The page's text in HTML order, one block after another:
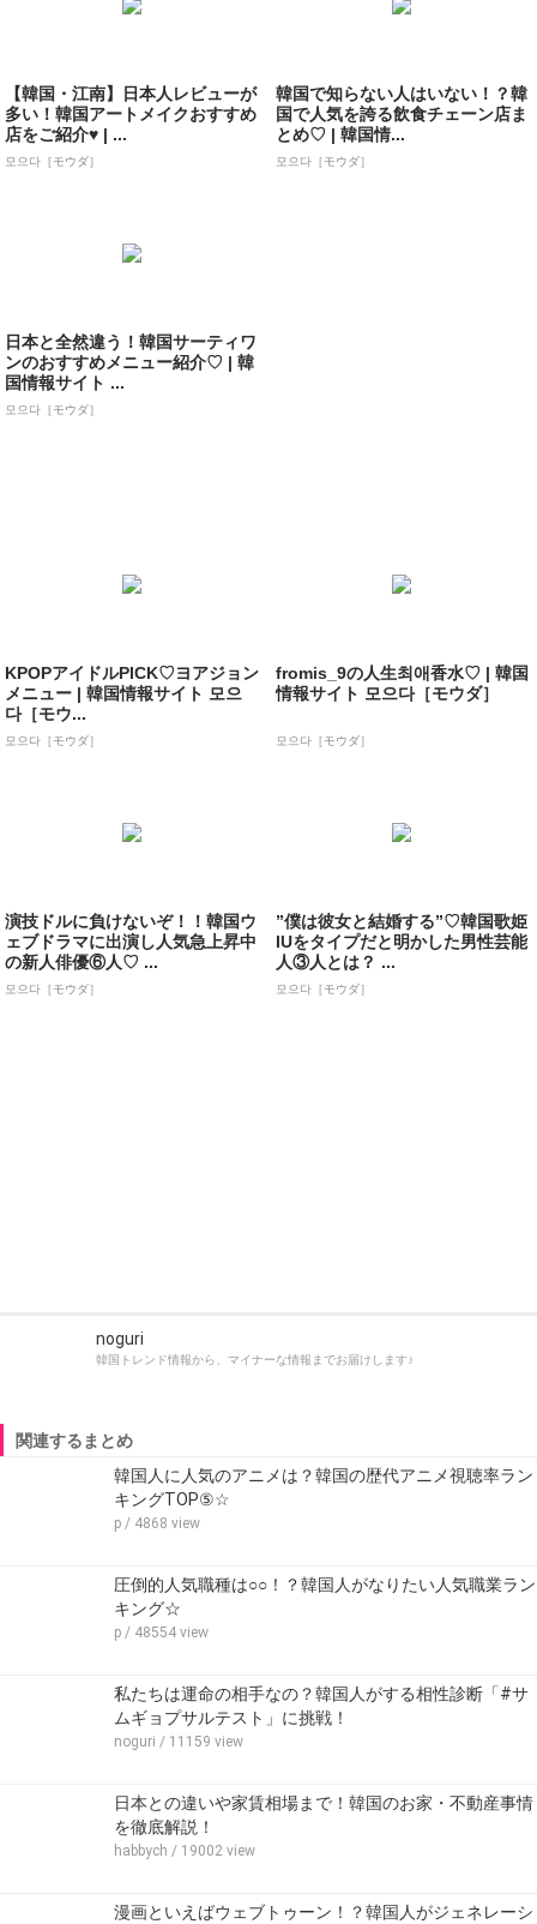
【韓国・江南】日本人レビューが
多い！韓国アートメイクおすすめ
店をご紹介♥ | ...
모으다［モウダ］
韓国で知らない人はいない！？韓
国で人気を誇る飲食チェーン店ま
とめ♡ | 韓国情...
모으다［モウダ］
日本と全然違う！韓国サーティワ
ンのおすすめメニュー紹介♡ | 韓
国情報サイト ...
모으다［モウダ］
KPOPアイドルPICK♡ヨアジョン
メニュー | 韓国情報サイト 모으
다［モウ...
모으다［モウダ］
fromis_9の人生최애香水♡ | 韓国
情報サイト 모으다［モウダ］
모으다［モウダ］
演技ドルに負けないぞ！！韓国ウ
ェブドラマに出演し人気急上昇中
の新人俳優⑥人♡ ...
모으다［モウダ］
”僕は彼女と結婚する”♡韓国歌姫
IUをタイプだと明かした男性芸能
人③人とは？ ...
모으다［モウダ］
noguri
韓国トレンド情報から、マイナーな情報までお届けします♪
関連するまとめ
韓国人に人気のアニメは？韓国の歴代アニメ視聴率ラン
キングTOP⑤☆
p / 4868 view
圧倒的人気職種は○○！？韓国人がなりたい人気職業ラン
キング☆
p / 48554 view
私たちは運命の相手なの？韓国人がする相性診断「#サ
ムギョプサルテスト」に挑戦！
noguri / 11159 view
日本との違いや家賃相場まで！韓国のお家・不動産事情
を徹底解説！
habbych / 19002 view
漫画といえばウェブトゥーン！？韓国人がジェネレーシ